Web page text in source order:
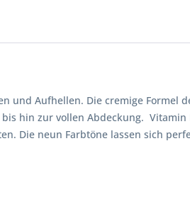
und Aufhellen. Die cremige Formel
hin zur vollen Abdeckung. Vitamin
Die neun Farbtöne lassen sich